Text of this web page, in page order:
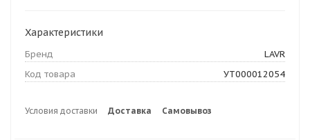
Характеристики
Бренд
LAVR
Код товара
УТ000012054
Условия доставки Доставка Самовывоз